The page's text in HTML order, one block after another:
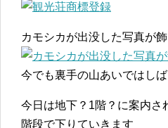
カモシカが出没した写真が
今でも裏手の山あいではし
今日は地下？1階？に案内さ
階段で下りていきます